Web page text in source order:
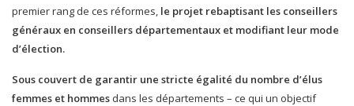
premier rang de ces réformes, le projet rebaptisant les conseillers
généraux en conseillers départementaux et modifiant leur mode
d’élection.
Sous couvert de garantir une stricte égalité du nombre d’élus
femmes et hommes dans les départements – ce qui un objectif